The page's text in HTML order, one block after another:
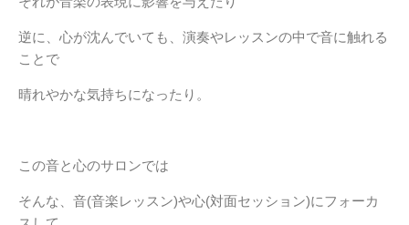
逆に、心が沈んでいても、演奏やレッスンの中で音に触れる
ことで
晴れやかな気持ちになったり。
この音と心のサロンでは
そんな、音(音楽レッスン)や心(対面セッション)にフォーカ